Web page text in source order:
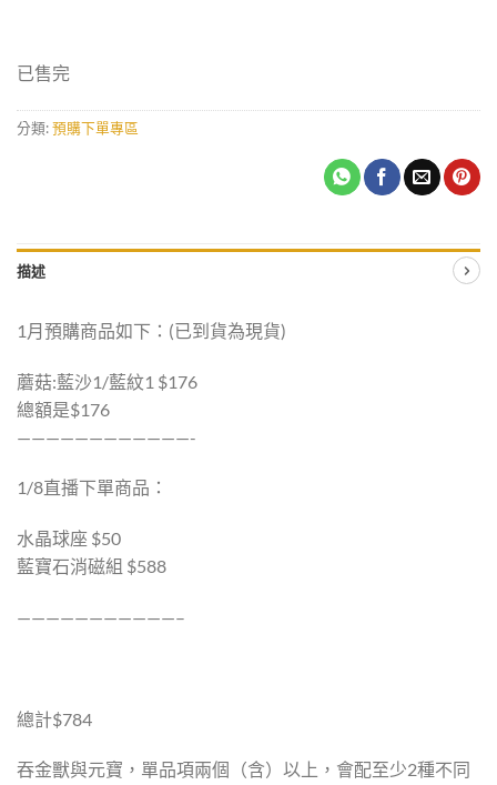
已售完
分類:預購下單專區
描述
1月預購商品如下：(已到貨為現貨)
蘑菇:藍沙1/藍紋1 $176
總額是$176
————————————-
1/8直播下單商品：
水晶球座 $50
藍寶石消磁組 $588
———————————–
總計$784
吞金獸與元寶，單品項兩個（含）以上，會配至少2種不同